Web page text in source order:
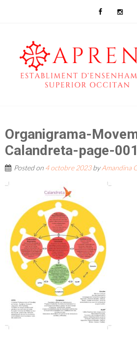
Organigrama-
Calandreta-page-001
Posted on 4 octobre 2023byAmandina